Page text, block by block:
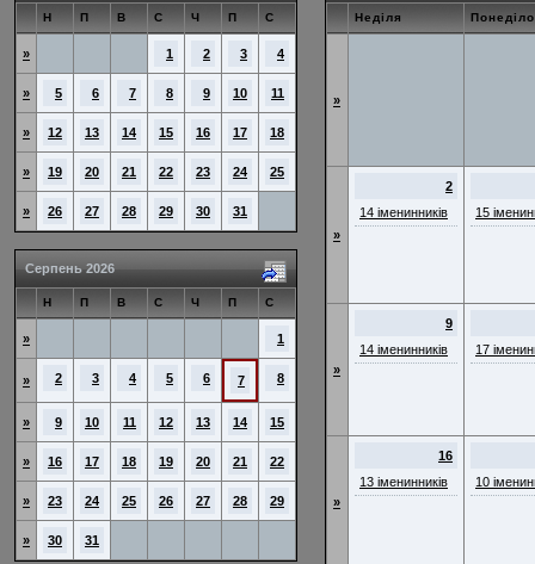
Н П В С Ч П С
» 1 2 3 4
» 5 6 7 8 9 10 11
» 12 13 14 15 16 17 18
» 19 20 21 22 23 24 25
» 26 27 28 29 30 31
Серпень 2026
Н П В С Ч П С
» 1
» 2 3 4 5 6 7 8
» 9 10 11 12 13 14 15
» 16 17 18 19 20 21 22
» 23 24 25 26 27 28 29
» 30 31
Неділя
»
»
2
14 іменинників
15
»
9
14 іменинників
17
»
16
13 іменинників
10